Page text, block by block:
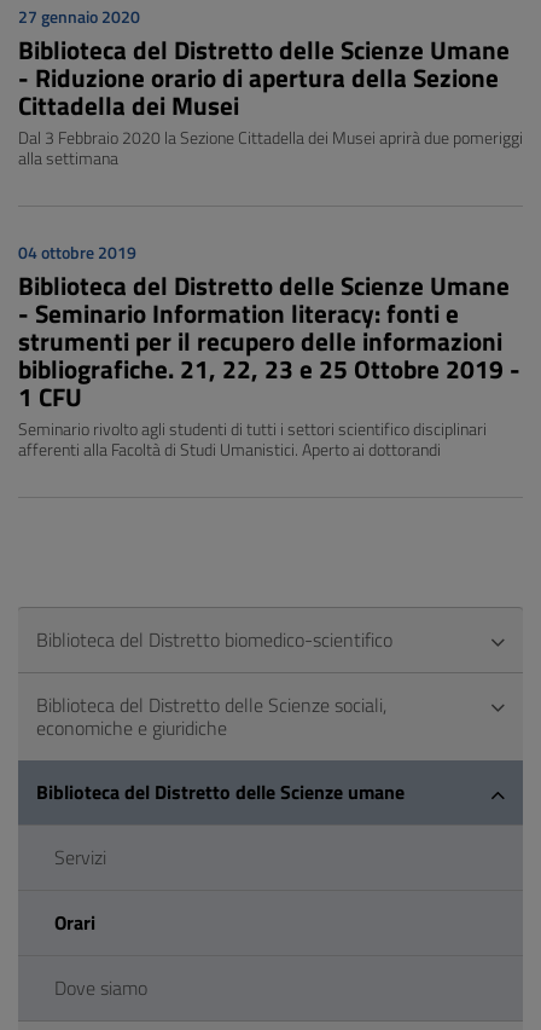
27 gennaio 2020
Biblioteca del Distretto delle Scienze Umane
- Riduzione orario di apertura della Sezione
Cittadella dei Musei
Dal 3 Febbraio 2020 la Sezione Cittadella dei Musei aprirà due pomeriggi
alla settimana
04 ottobre 2019
Biblioteca del Distretto delle Scienze Umane
- Seminario Information literacy: fonti e
strumenti per il recupero delle informazioni
bibliografiche. 21, 22, 23 e 25 Ottobre 2019 -
1 CFU
Seminario rivolto agli studenti di tutti i settori scientifico disciplinari
afferenti alla Facoltà di Studi Umanistici. Aperto ai dottorandi
Biblioteca del Distretto biomedico-scientifico
Biblioteca del Distretto delle Scienze sociali,
economiche e giuridiche
Biblioteca del Distretto delle Scienze umane
Servizi
Orari
Dove siamo